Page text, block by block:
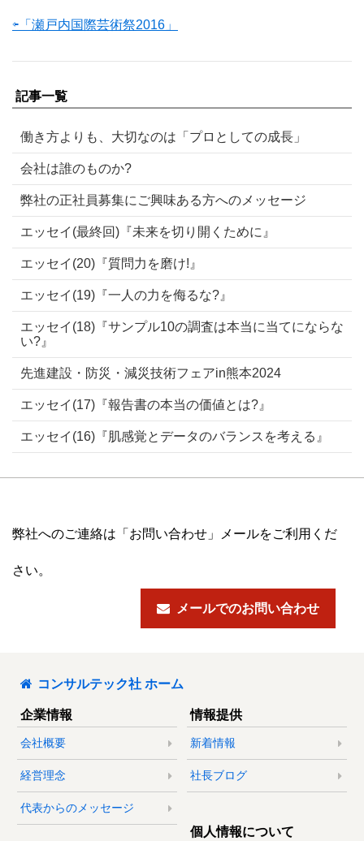
⇦「瀬戸内国際芸術祭2016」
記事一覧
働き方よりも、大切なのは「プロとしての成長」
会社は誰のものか?
弊社の正社員募集にご興味ある方へのメッセージ
エッセイ(最終回)『未来を切り開くために』
エッセイ(20)『質問力を磨け!』
エッセイ(19)『一人の力を侮るな?』
エッセイ(18)『サンプル10の調査は本当に当てにならな
い?』
先進建設・防災・減災技術フェアin熊本2024
エッセイ(17)『報告書の本当の価値とは?』
エッセイ(16)『肌感覚とデータのバランスを考える』
弊社へのご連絡は「お問い合わせ」メールをご利用くだ
さい。
メールでのお問い合わせ
コンサルテック社 ホーム
企業情報
会社概要
経営理念
代表からのメッセージ
情報提供
新着情報
社長ブログ
個人情報について